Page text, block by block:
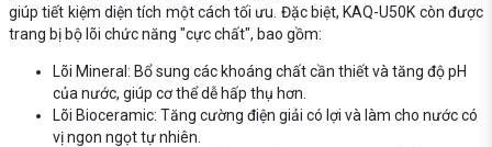
giúp tiết kiệm diện tích một cách tối ưu. Đặc biệt, KAQ-U50K còn được
trang bị bộ lõi chức năng "cực chất", bao gồm:
Lõi Mineral: Bổ sung các khoáng chất cần thiết và tăng độ pH
của nước, giúp cơ thể dễ hấp thụ hơn.
Lõi Bioceramic: Tăng cường điện giải có lợi và làm cho nước có
vị ngon ngọt tự nhiên.